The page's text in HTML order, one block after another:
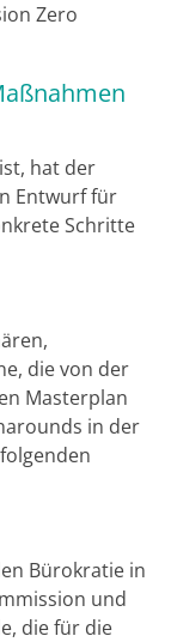
Zero
hat der
Entwurf für
Schritte
die von der
Masterplan
in der
Bürokratie in
und
die für die